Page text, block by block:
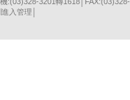
進入管理